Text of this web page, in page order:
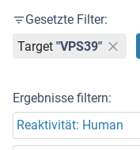
Gesetzte Filter:
Target "VPS39"
Ergebnisse filtern:
Reaktivität: Human